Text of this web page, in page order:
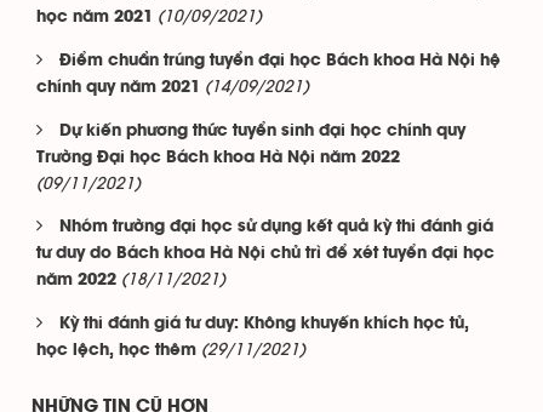
học năm 2021
(10/09/2021)
Điểm chuẩn trúng tuyển đại học Bách khoa Hà Nội hệ
chính quy năm 2021
(14/09/2021)
Dự kiến phương thức tuyển sinh đại học chính quy
Trường Đại học Bách khoa Hà Nội năm 2022
(09/11/2021)
Nhóm trường đại học sử dụng kết quả kỳ thi đánh giá
tư duy do Bách khoa Hà Nội chủ trì để xét tuyển đại học
năm 2022 (18/11/2021)
Kỳ thi đánh giá tư duy: Không khuyến khích học tủ,
học lệch, học thêm (29/11/2021)
NHỮNG TIN CŨ HƠN